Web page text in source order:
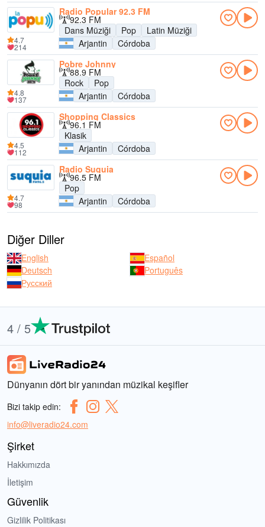
Radio Popular 92.3 FM
92.3 FM
Dans Müziği
Pop
Latin Müziği
Arjantin
Córdoba
4.7
214
Pobre Johnny
88.9 FM
Rock
Pop
Arjantin
Córdoba
4.8
137
Shopping Classics
96.1 FM
Klasik
Arjantin
Córdoba
4.5
112
Radio Suquia
96.5 FM
Pop
Arjantin
Córdoba
4.7
98
Diğer Diller
English
Español
Deutsch
Português
Русский
4 / 5
Dünyanın dört bir yanından müzikal keşifler
Bizi takip edin:
info@liveradio24.com
Şirket
Hakkımızda
İletişim
Güvenlik
Gizlilik Politikası